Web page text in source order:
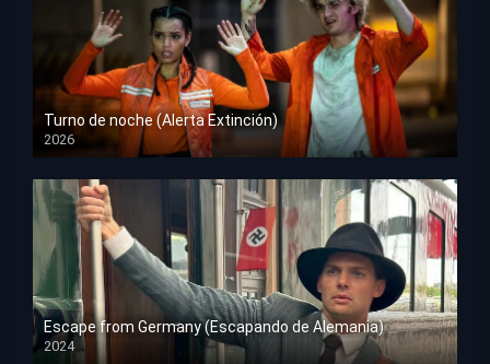
Turno de noche (Alerta Extinción)
2026
HD 1080p
Escape from Germany (Escapando de Alemania)
2024
HD 1080p